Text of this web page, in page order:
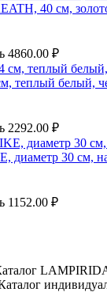
40 см,
4860.00 ₽
теплый белый,
2292.00 ₽
диаметр 30 см,
1152.00 ₽